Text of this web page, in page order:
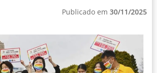
Publicado em 30/11/2025